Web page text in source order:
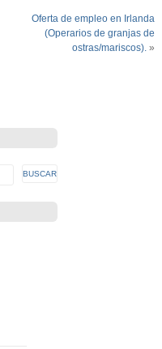
Oferta de empleo en Irlanda
(Operarios de granjas de
ostras/mariscos). »